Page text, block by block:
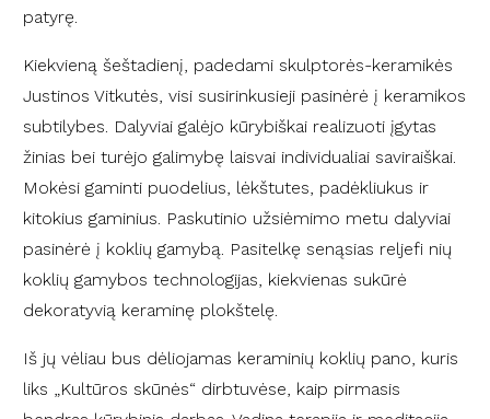
patyrę.
Kiekvieną šeštadienį, padedami skulptorės-keramikės
Justinos Vitkutės, visi susirinkusieji pasinėrė į keramikos
subtilybes. Dalyviai galėjo kūrybiškai realizuoti įgytas
žinias bei turėjo galimybę laisvai individualiai saviraiškai.
Mokėsi gaminti puodelius, lėkštutes, padėkliukus ir
kitokius gaminius. Paskutinio užsiėmimo metu dalyviai
pasinėrė į koklių gamybą. Pasitelkę senąsias reljefi nių
koklių gamybos technologijas, kiekvienas sukūrė
dekoratyvią keraminę plokštelę.
Iš jų vėliau bus dėliojamas keraminių koklių pano, kuris
liks „Kultūros skūnės“ dirbtuvėse, kaip pirmasis